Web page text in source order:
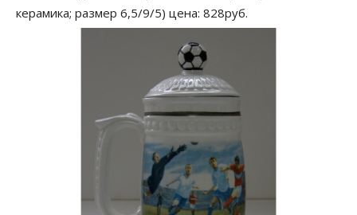
керамика; размер 6,5/9/5) цена: 828руб.